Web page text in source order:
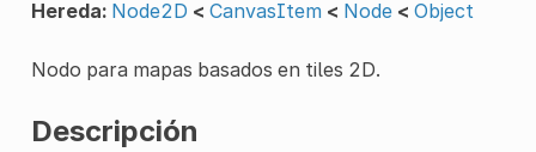
Hereda: Node2D < CanvasItem < Node < Object
Nodo para mapas basados en tiles 2D.
Descripción